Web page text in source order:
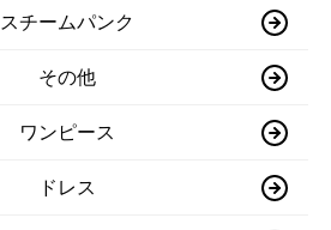
スチームパンク
その他
ワンピース
ドレス